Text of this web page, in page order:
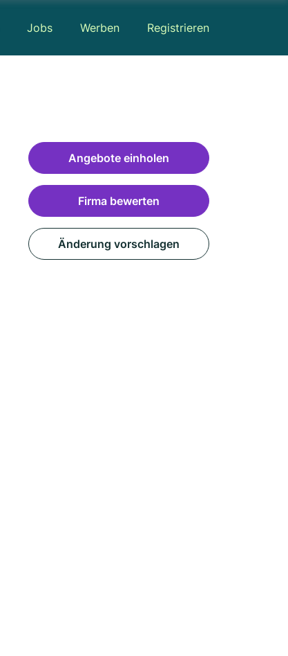
Jobs Werben Registrieren
Angebote einholen
Firma bewerten
Änderung vorschlagen